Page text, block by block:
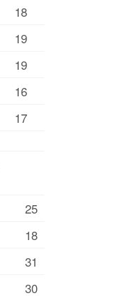
18
19
19
16
17
25
18
31
30